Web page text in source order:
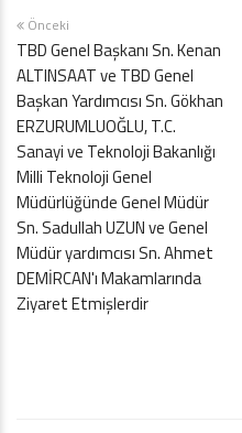
Önceki
TBD Genel Başkanı Sn. Kenan
ALTINSAAT ve TBD Genel
Başkan Yardımcısı Sn. Gökhan
ERZURUMLUOĞLU, T.C.
Sanayi ve Teknoloji Bakanlığı
Milli Teknoloji Genel
Müdürlüğünde Genel Müdür
Sn. Sadullah UZUN ve Genel
Müdür yardımcısı Sn. Ahmet
DEMİRCAN'ı Makamlarında
Ziyaret Etmişlerdir